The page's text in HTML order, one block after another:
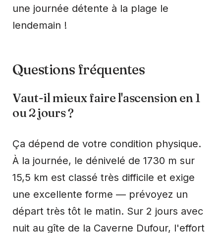
une journée détente à la plage le
lendemain !
Questions fréquentes
Vaut-il mieux faire l'ascension en 1
ou 2 jours ?
Ça dépend de votre condition physique.
À la journée, le dénivelé de 1730 m sur
15,5 km est classé très difficile et exige
une excellente forme — prévoyez un
départ très tôt le matin. Sur 2 jours avec
nuit au gîte de la Caverne Dufour, l'effort